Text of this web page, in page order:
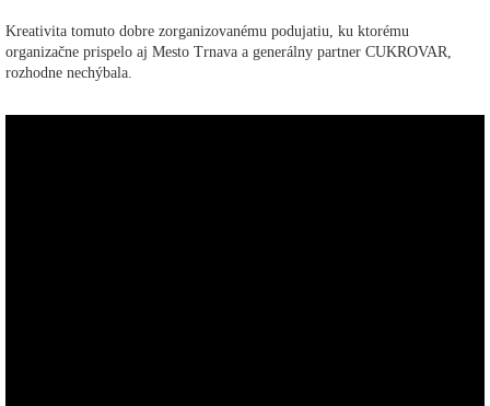
Kreativita tomuto dobre zorganizovanému podujatiu, ku ktorému
organizačne prispelo aj Mesto Trnava a generálny partner CUKROVAR,
rozhodne nechýbala.